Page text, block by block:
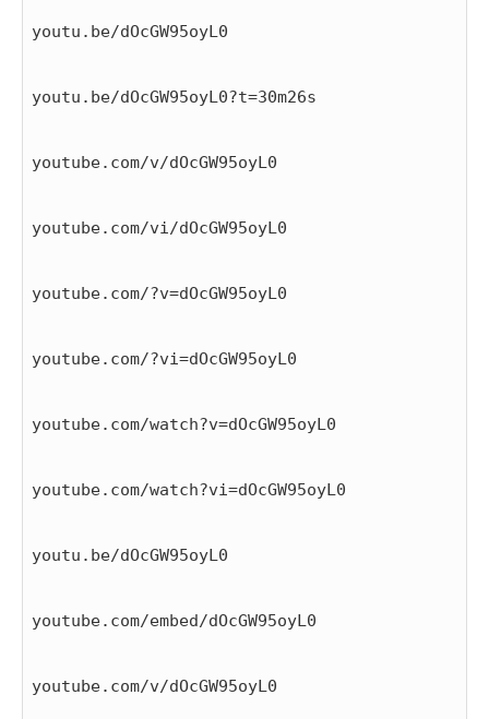
youtu.be/dOcGW95oyL0
youtu.be/dOcGW95oyL0?t=30m26s
youtube.com/v/dOcGW95oyL0
youtube.com/vi/dOcGW95oyL0
youtube.com/?v=dOcGW95oyL0
youtube.com/?vi=dOcGW95oyL0
youtube.com/watch?v=dOcGW95oyL0
youtube.com/watch?vi=dOcGW95oyL0
youtu.be/dOcGW95oyL0
youtube.com/embed/dOcGW95oyL0
youtube.com/v/dOcGW95oyL0